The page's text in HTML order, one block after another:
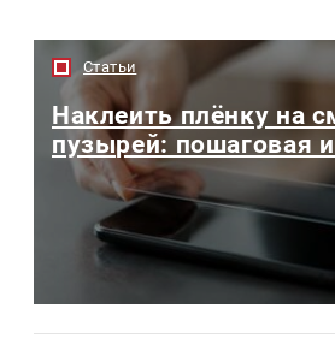
Статьи
Наклеить плёнку на
пузырей: пошаговая